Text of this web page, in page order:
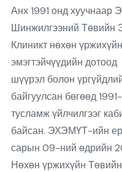
Анх 1991 онд хуучнаар
Шинжилгээний Төвийн
Клиникт нөхөн
эмэгтэйчүүдийн дотоод
шүүрэл болон
байгуулсан бөгөөд
тусламж үйлчилгээг
байсан. ЭХЭМҮТ-ийн
сарын 09-ний өдрийн
Нөхөн үржихүйн Төвийн